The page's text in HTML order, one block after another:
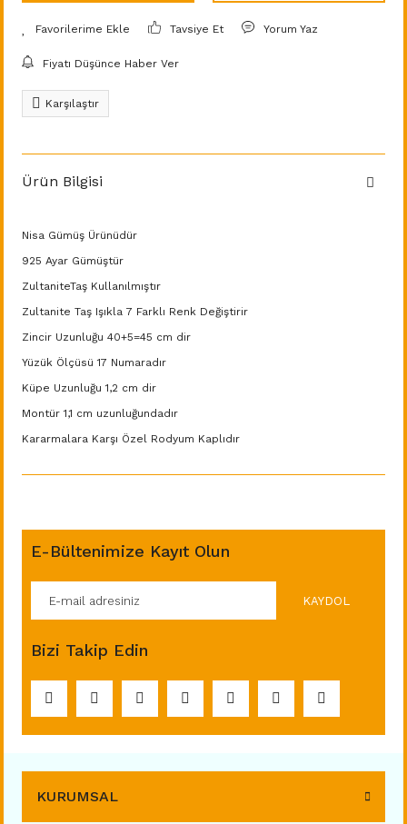
Tavsiye Et Yorum Yaz
Fiyatı Düşünce Haber Ver
Karşılaştır
Ürün Bilgisi
Nisa Gümüş Ürünüdür
925 Ayar Gümüştür
ZultaniteTaş Kullanılmıştır
Zultanite Taş Işıkla 7 Farklı Renk Değiştirir
Zincir Uzunluğu 40+5=45 cm dir
Yüzük Ölçüsü 17 Numaradır
Küpe Uzunluğu 1,2 cm dir
Montür 1,1 cm uzunluğundadır
Kararmalara Karşı Özel Rodyum Kaplıdır
E-Bültenimize Kayıt Olun
KAYDOL
Bizi Takip Edin
KURUMSAL